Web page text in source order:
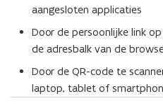
aangesloten applicaties
Door de persoonlijke link
de adresbalk van de
Door de QR-code te
laptop, tablet of